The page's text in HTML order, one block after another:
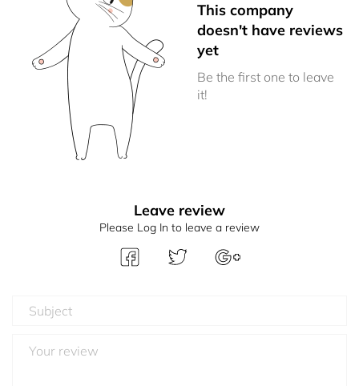
This company
doesn't have reviews
yet
Be the first one to leave
it!
Leave review
Please Log In to leave a review